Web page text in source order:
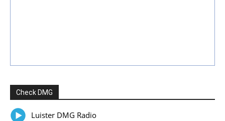
Check DMG
Luister DMG Radio